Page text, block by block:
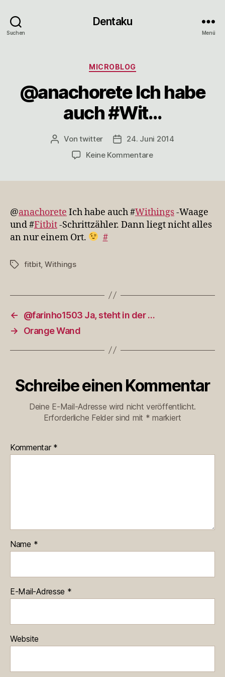
Suchen
Dentaku
Menü
Kategorien
MICROBLOG
@anachorete Ich habe
auch #Wit…
Beitragsautor
Vontwitter Veröffentlichungsdatum
24. Juni 2014
Keine Kommentarezu
#Wit…
@anachorete Ich habe auch #Withings-Waage
und #Fitbit-Schrittzähler. Dann liegt nicht alles
an nur einem Ort.
#
Schlagwörter
fitbit, Withings
←
@farinho1503 Ja, steht in der …
→
Orange Wand
Schreibe einen Kommentar
Deine E-Mail-Adresse wird nicht veröffentlicht.
Erforderliche Felder sind mit * markiert
Kommentar *
Name *
E-Mail-Adresse *
Website